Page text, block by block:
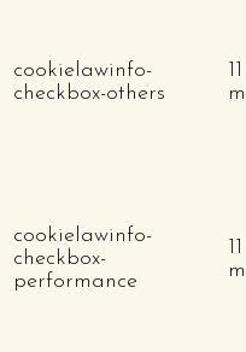
cookielawinfo-
checkbox-others
11
cookielawinfo-
checkbox-
performance
11